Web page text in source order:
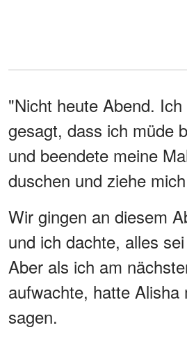
"Nicht heute Abend.
gesagt, dass ich müde
und beendete meine
duschen und ziehe
Wir gingen an diesem
und ich dachte, alles
Aber als ich am
aufwachte, hatte Alisha
sagen.